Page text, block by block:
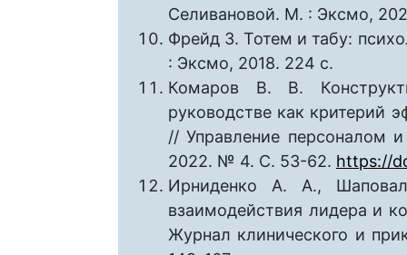
Селивановой. М. : Эксмо,
Фрейд З. Тотем и табу:
: Эксмо, 2018. 224 с.
Комаров В. В.
руководстве как критерий
// Управление персоналом
2022. № 4. C. 53-62. https://
Ирниденко А. А.,
взаимодействия лидера и
Журнал клинического и